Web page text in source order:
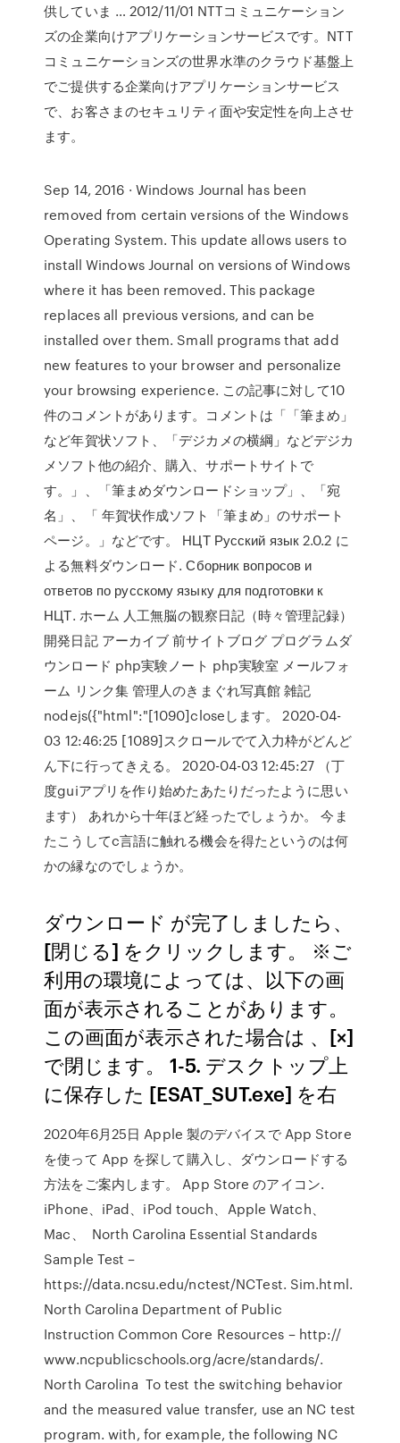
供していま … 2012/11/01 NTTコミュニケーション
ズの企業向けアプリケーションサービスです。NTT
コミュニケーションズの世界水準のクラウド基盤上
でご提供する企業向けアプリケーションサービス
で、お客さまのセキュリティ面や安定性を向上させ
ます。
Sep 14, 2016 · Windows Journal has been
removed from certain versions of the Windows
Operating System. This update allows users to
install Windows Journal on versions of Windows
where it has been removed. This package
replaces all previous versions, and can be
installed over them. Small programs that add
new features to your browser and personalize
your browsing experience. この記事に対して10
件のコメントがあります。コメントは「「筆まめ」
など年賀状ソフト、「デジカメの横綱」などデジカ
メソフト他の紹介、購入、サポートサイトで
す。」、「筆まめダウンロードショップ」、「宛
名」、「 年賀状作成ソフト「筆まめ」のサポート
ページ。」などです。 НЦТ Русский язык 2.0.2 に
よる無料ダウンロード. Сборник вопросов и
ответов по русскому языку для подготовки к
НЦТ. ホーム 人工無脳の観察日記（時々管理記録）
開発日記 アーカイブ 前サイトブログ プログラムダ
ウンロード php実験ノート php実験室 メールフォ
ーム リンク集 管理人のきまぐれ写真館 雑記
nodejs({"html":"[1090]closeします。 2020-04-
03 12:46:25 [1089]スクロールでて入力枠がどんど
ん下に行ってきえる。 2020-04-03 12:45:27 （丁
度guiアプリを作り始めたあたりだったように思い
ます） あれから十年ほど経ったでしょうか。 今ま
たこうしてc言語に触れる機会を得たというのは何
かの縁なのでしょうか。
ダウンロード が完了しましたら、
[閉じる] をクリックします。 ※ご
利用の環境によっては、以下の画
面が表示されることがあります。
この画面が表示された場合は 、[×]
で閉じます。 1-5. デスクトップ上
に保存した [ESAT_SUT.exe] を右
2020年6月25日 Apple 製のデバイスで App Store
を使って App を探して購入し、ダウンロードする
方法をご案内します。 App Store のアイコン.
iPhone、iPad、iPod touch、Apple Watch、
Mac、 North Carolina Essential Standards
Sample Test –
https://data.ncsu.edu/nctest/NCTest. Sim.html.
North Carolina Department of Public
Instruction Common Core Resources – http://
www.ncpublicschools.org/acre/standards/.
North Carolina To test the switching behavior
and the measured value transfer, use an NC test
program. with, for example, the following NC